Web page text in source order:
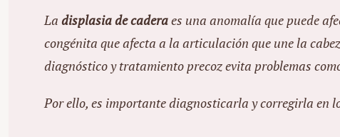
La displasia de caderaes una anomalía que puede
congénita que afecta a la articulación que une la
diagnóstico y tratamiento precoz evita problemas
Por ello, es importante diagnosticarla y corregirla en